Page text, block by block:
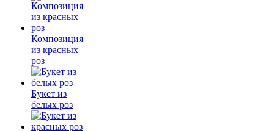
Композиция
из красных
роз
Букет из
белых роз